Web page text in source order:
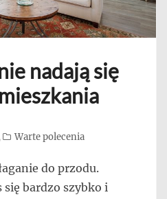
nadają się
Warte polecenia
do przodu.
się bardzo szybko i